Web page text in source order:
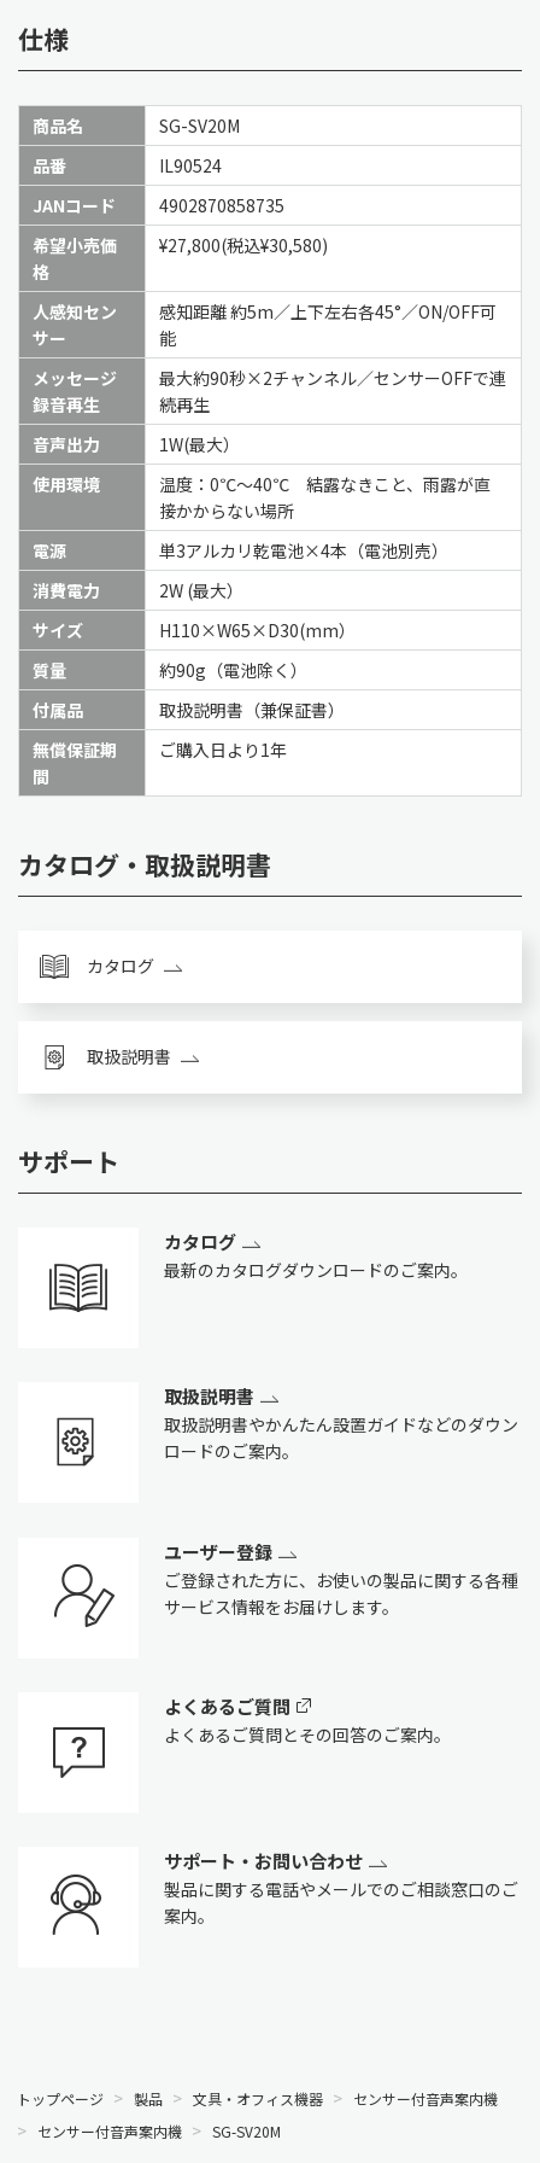
仕様
商品名
SG-SV20M
品番
IL90524
JANコード
4902870858735
希望小売価
格
¥27,800(税込¥30,580)
人感知セン
サー
感知距離 約5m／上下左右各45°／ON/OFF可
能
メッセージ
録音再生
最大約90秒×2チャンネル／センサーOFFで連
続再生
音声出力
1W(最大）
使用環境
温度：0℃～40℃ 結露なきこと、雨露が直
接かからない場所
電源
単3アルカリ乾電池×4本（電池別売）
消費電力
2W (最大）
サイズ
H110×W65×D30(mm）
質量
約90g（電池除く）
付属品
取扱説明書（兼保証書）
無償保証期
間
ご購入日より1年
カタログ・取扱説明書
カタログ
取扱説明書
サポート
カタログ
最新のカタログダウンロードのご案内。
取扱説明書
取扱説明書やかんたん設置ガイドなどのダウン
ロードのご案内。
ユーザー登録
ご登録された方に、お使いの製品に関する各種
サービス情報をお届けします。
よくあるご質問
よくあるご質問とその回答のご案内。
サポート・お問い合わせ
製品に関する電話やメールでのご相談窓口のご
案内。
トップページ 製品 文具・オフィス機器
センサー付音声案内機
センサー付音声案内機
SG-SV20M